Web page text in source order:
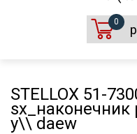
0
STELLOX 51-
у\\ daew